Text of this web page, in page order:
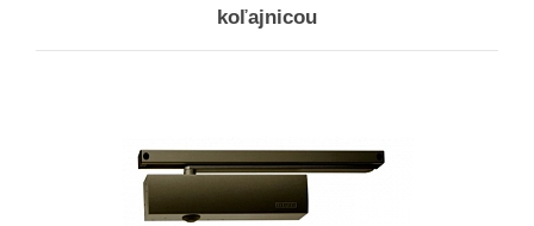
koľajnicou